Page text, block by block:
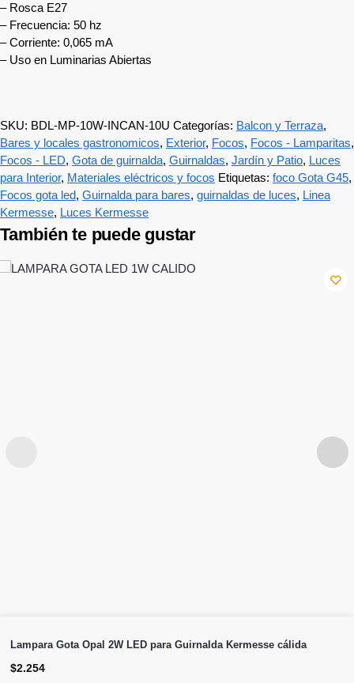
– Rosca E27
– Frecuencia: 50 hz
– Corriente: 0,065 mA
– Uso en Luminarias Abiertas
SKU: BDL-MP-10W-INCAN-10U Categorías: Balcon y Terraza,
Bares y locales gastronomicos, Exterior, Focos, Focos - Lamparitas,
Focos - LED, Gota de guirnalda, Guirnaldas, Jardín y Patio, Luces
para Interior, Materiales eléctricos y focos Etiquetas: foco Gota G45,
Focos gota led, Guirnalda para bares, guirnaldas de luces, Linea
Kermesse, Luces Kermesse
También te puede gustar
Lampara Gota Opal 2W LED para Guirnalda Kermesse cálida
$2.254